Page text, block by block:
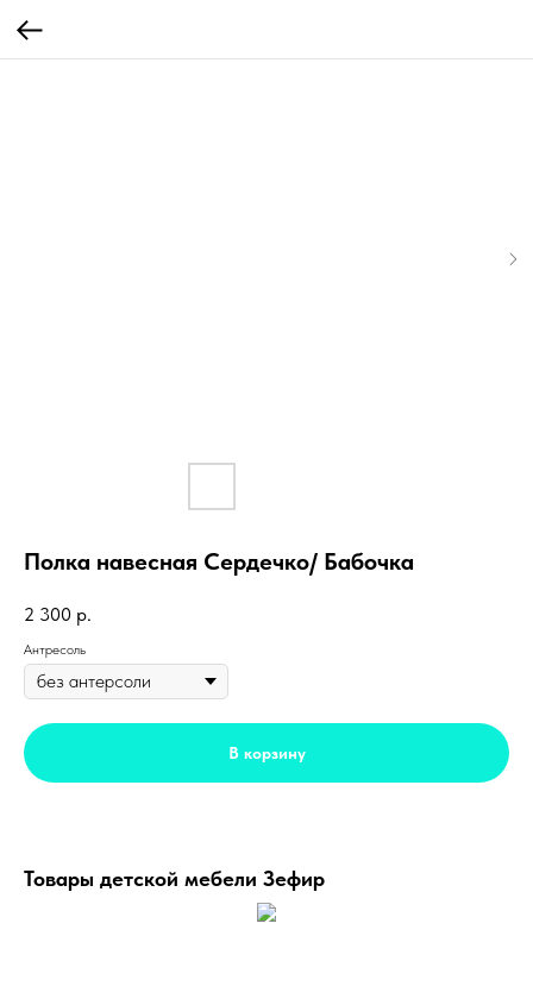
Полка навесная Сердечко/ Бабочка
2 300 р.
Антресоль
В корзину
Товары детской мебели Зефир